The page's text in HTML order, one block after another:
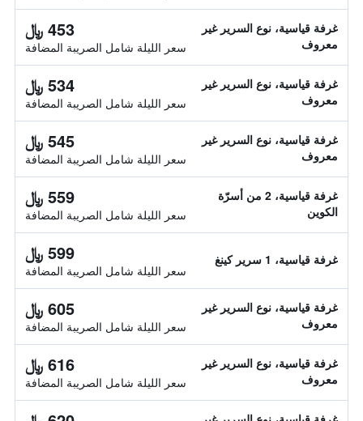
غرفة قياسية، نوع السرير غير
معروف
453 ﷼
سعر الليلة شامل الصريبة المضافة
غرفة قياسية، نوع السرير غير
معروف
534 ﷼
سعر الليلة شامل الصريبة المضافة
غرفة قياسية، نوع السرير غير
معروف
545 ﷼
سعر الليلة شامل الصريبة المضافة
غرفة قياسية، 2 من أسرّة
الكوين
559 ﷼
سعر الليلة شامل الصريبة المضافة
غرفة قياسية، 1 سرير كينغ 599 ﷼
سعر الليلة شامل الصريبة المضافة
غرفة قياسية، نوع السرير غير
معروف
605 ﷼
سعر الليلة شامل الصريبة المضافة
غرفة قياسية، نوع السرير غير
معروف
616 ﷼
سعر الليلة شامل الصريبة المضافة